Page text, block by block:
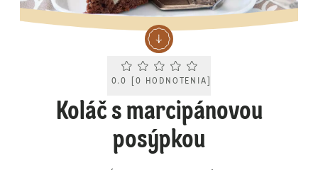
Current rating 0.0. Click to rate.
0.0 0 HODNOTENIA
Koláč s marcipánovou
posýpkou